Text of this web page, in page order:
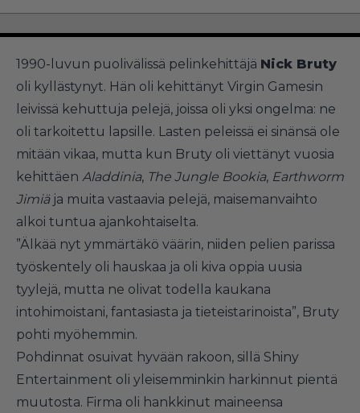
1990-luvun puolivälissä pelinkehittäjä Nick Bruty
oli kyllästynyt. Hän oli kehittänyt Virgin Gamesin
leivissä kehuttuja pelejä, joissa oli yksi ongelma: ne
oli tarkoitettu lapsille. Lasten peleissä ei sinänsä ole
mitään vikaa, mutta kun Bruty oli viettänyt vuosia
kehittäen Aladdinia, The Jungle Bookia, Earthworm
Jimiäja muita vastaavia pelejä, maisemanvaihto
alkoi tuntua ajankohtaiselta.
”Älkää nyt ymmärtäkö väärin, niiden pelien parissa
työskentely oli hauskaa ja oli kiva oppia uusia
tyylejä, mutta ne olivat todella kaukana
intohimoistani, fantasiasta ja tieteistarinoista”, Bruty
pohti myöhemmin.
Pohdinnat osuivat hyvään rakoon, sillä Shiny
Entertainment oli yleisemminkin harkinnut pientä
muutosta. Firma oli hankkinut maineensa